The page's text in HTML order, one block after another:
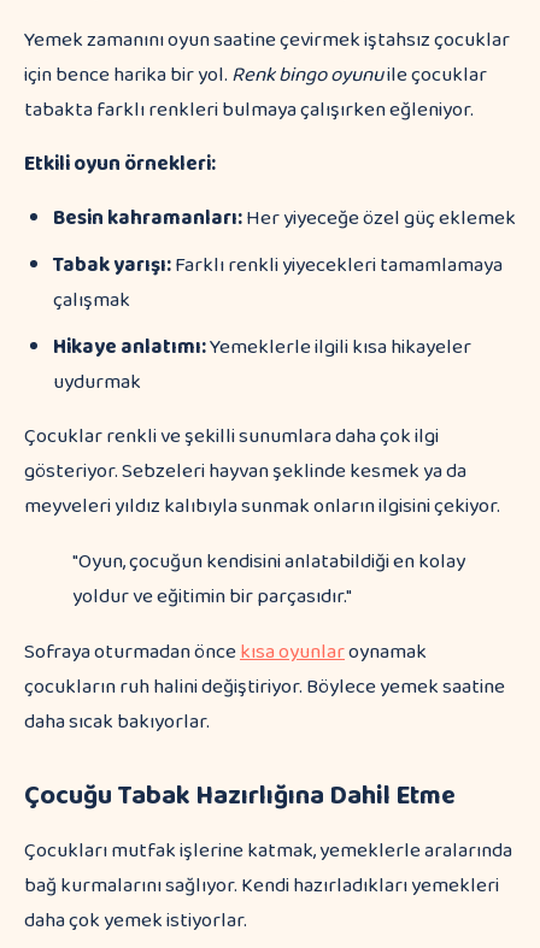
Yemek zamanını oyun saatine çevirmek iştahsız çocuklar
için bence harika bir yol.Renk bingo oyunuile çocuklar
tabakta farklı renkleri bulmaya çalışırken eğleniyor.
Etkili oyun örnekleri:
Besin kahramanları:Her yiyeceğe özel güç eklemek
Tabak yarışı:Farklı renkli yiyecekleri tamamlamaya
çalışmak
Hikaye anlatımı:Yemeklerle ilgili kısa hikayeler
uydurmak
Çocuklar renkli ve şekilli sunumlara daha çok ilgi
gösteriyor. Sebzeleri hayvan şeklinde kesmek ya da
meyveleri yıldız kalıbıyla sunmak onların ilgisini çekiyor.
"Oyun, çocuğun kendisini anlatabildiği en kolay
yoldur ve eğitimin bir parçasıdır."
Sofraya oturmadan öncekısa oyunlaroynamak
çocukların ruh halini değiştiriyor. Böylece yemek saatine
daha sıcak bakıyorlar.
Çocuğu Tabak Hazırlığına Dahil Etme
Çocukları mutfak işlerine katmak, yemeklerle aralarında
bağ kurmalarını sağlıyor. Kendi hazırladıkları yemekleri
daha çok yemek istiyorlar.